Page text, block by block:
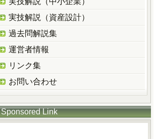
実技解説（資産設計）
過去問解説集
運営者情報
リンク集
お問い合わせ
Sponsored Link